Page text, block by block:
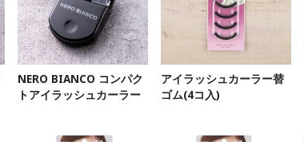
NERO BIANCO コンパク
トアイラッシュカーラー
アイラッシュカーラー替
ゴム(4コ入)